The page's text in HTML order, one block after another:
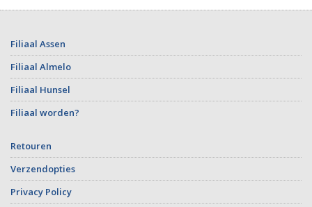
Filiaal Assen
Filiaal Almelo
Filiaal Hunsel
Filiaal worden?
Retouren
Verzendopties
Privacy Policy